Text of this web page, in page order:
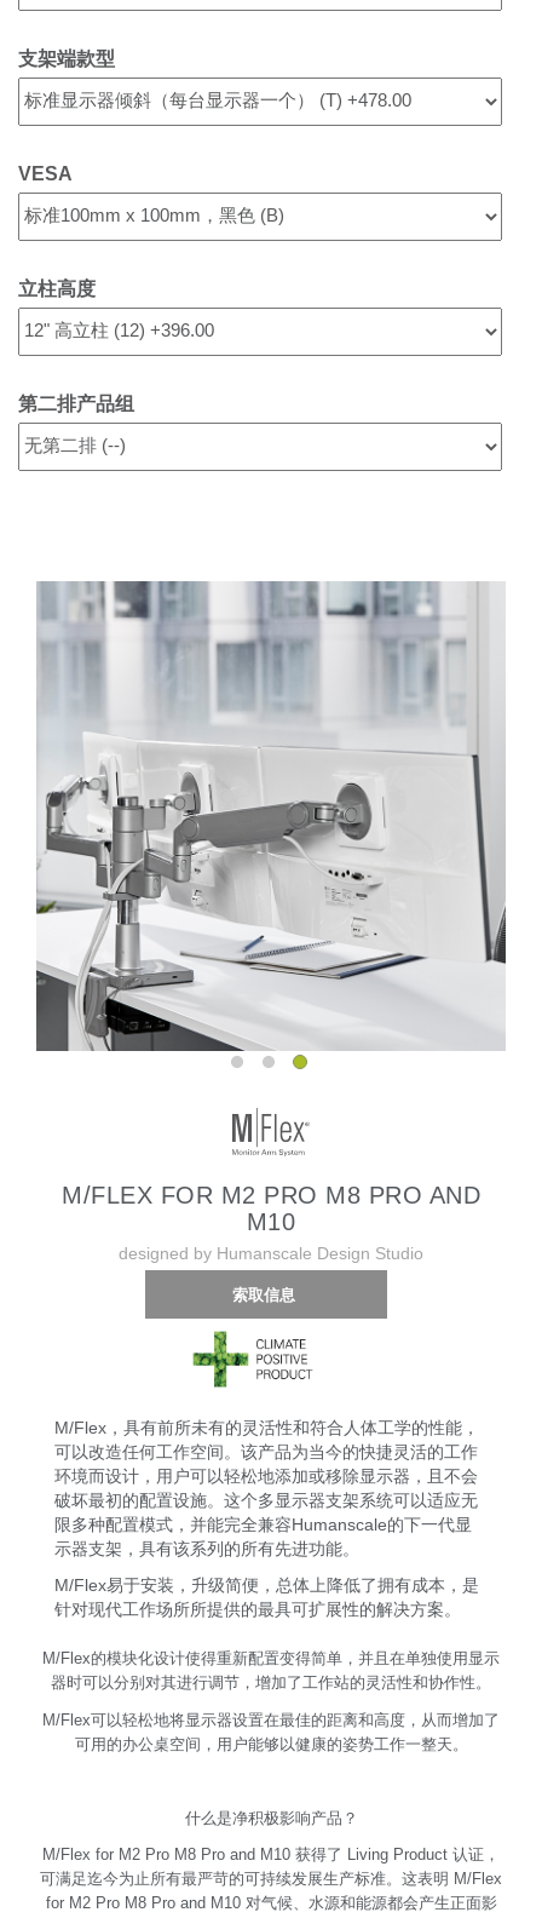
支架端款型
VESA
立柱高度
第二排产品组
M/FLEX FOR M2 PRO M8 PRO AND
M10
designed by Humanscale Design Studio
索取信息
M/Flex，具有前所未有的灵活性和符合人体工学的性能，
可以改造任何工作空间。该产品为当今的快捷灵活的工作
环境而设计，用户可以轻松地添加或移除显示器，且不会
破坏最初的配置设施。这个多显示器支架系统可以适应无
限多种配置模式，并能完全兼容Humanscale的下一代显
示器支架，具有该系列的所有先进功能。
M/Flex易于安装，升级简便，总体上降低了拥有成本，是
针对现代工作场所所提供的最具可扩展性的解决方案。
M/Flex的模块化设计使得重新配置变得简单，并且在单独使用显示
器时可以分别对其进行调节，增加了工作站的灵活性和协作性。
M/Flex可以轻松地将显示器设置在最佳的距离和高度，从而增加了
可用的办公桌空间，用户能够以健康的姿势工作一整天。
什么是净积极影响产品？
M/Flex for M2 Pro M8 Pro and M10 获得了 Living Product 认证，
可满足迄今为止所有最严苛的可持续发展生产标准。这表明 M/Flex
for M2 Pro M8 Pro and M10 对气候、水源和能源都会产生正面影